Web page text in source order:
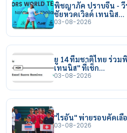
พิชญาภัค ปราบจีน - วี
ชัยหวดเวิลด์ เทนนิส…
03-08-2026
ยู 14 ทีมชาติไทย ร่วม
เทนนิส" ที่เช็ก…
03-08-2026
"ไรอัน" พ่ายรอบคัดเลื
03-08-2026